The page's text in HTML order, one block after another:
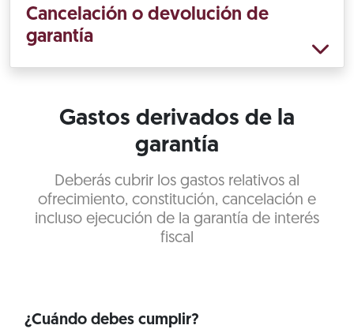
Cancelación o devolución de
garantía
Gastos derivados de la
garantía
Deberás cubrir los gastos relativos al
ofrecimiento, constitución, cancelación e
incluso ejecución de la garantía de interés
fiscal
¿Cuándo debes cumplir?